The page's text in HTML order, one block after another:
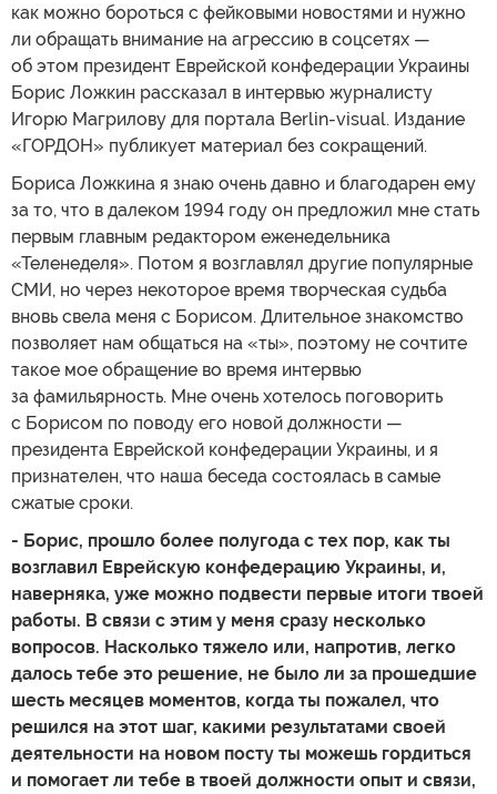
как можно бороться с фейковыми новостями и нужно
ли обращать внимание на агрессию в соцсетях —
об этом президент Еврейской конфедерации Украины
Борис Ложкин рассказал в интервью журналисту
Игорю Магрилову для портала Berlin-visual. Издание
«ГОРДОН» публикует материал без сокращений.
Бориса Ложкина я знаю очень давно и благодарен ему
за то, что в далеком 1994 году он предложил мне стать
первым главным редактором еженедельника
«Теленеделя». Потом я возглавлял другие популярные
СМИ, но через некоторое время творческая судьба
вновь свела меня с Борисом. Длительное знакомство
позволяет нам общаться на «ты», поэтому не сочтите
такое мое обращение во время интервью
за фамильярность. Мне очень хотелось поговорить
с Борисом по поводу его новой должности —
президента Еврейской конфедерации Украины, и я
признателен, что наша беседа состоялась в самые
сжатые сроки.
- Борис, прошло более полугода с тех пор, как ты
возглавил Еврейскую конфедерацию Украины, и,
наверняка, уже можно подвести первые итоги твоей
работы. В связи с этим у меня сразу несколько
вопросов. Насколько тяжело или, напротив, легко
далось тебе это решение, не было ли за прошедшие
шесть месяцев моментов, когда ты пожалел, что
решился на этот шаг, какими результатами своей
деятельности на новом посту ты можешь гордиться
и помогает ли тебе в твоей должности опыт и связи,